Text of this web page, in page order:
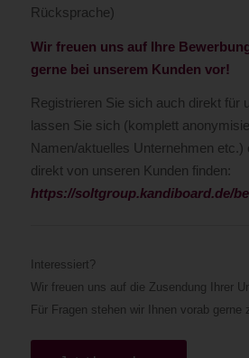
Rücksprache)
Wir freuen uns auf Ihre
gerne bei unserem Kunden vor!
Registrieren Sie sich auch direkt für
lassen Sie sich (komplett
Namen/aktuelles Unternehmen etc.)
direkt von unseren Kunden finden:
https://soltgroup.kandiboard.de/
Interessiert?
Wir freuen uns auf die Zusendung Ihrer
Für Fragen stehen wir Ihnen vorab gerne